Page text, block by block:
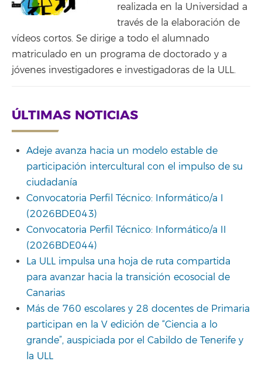
realizada en la Universidad a
través de la elaboración de
vídeos cortos. Se dirige a todo el alumnado
matriculado en un programa de doctorado y a
jóvenes investigadores e investigadoras de la ULL.
ÚLTIMAS NOTICIAS
Adeje avanza hacia un modelo estable de
participación intercultural con el impulso de su
ciudadanía
Convocatoria Perfil Técnico: Informático/a I
(2026BDE043)
Convocatoria Perfil Técnico: Informático/a II
(2026BDE044)
La ULL impulsa una hoja de ruta compartida
para avanzar hacia la transición ecosocial de
Canarias
Más de 760 escolares y 28 docentes de Primaria
participan en la V edición de “Ciencia a lo
grande”, auspiciada por el Cabildo de Tenerife y
la ULL